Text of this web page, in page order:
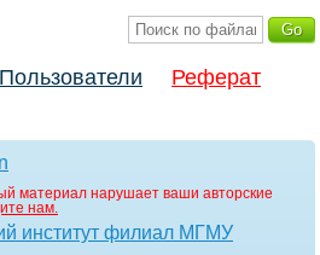
Пользователи
Реферат
материал нарушает ваши авторские
нам.
институт филиал МГМУ